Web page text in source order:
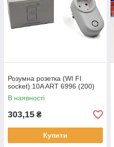
Розумна розетка (WI FI
socket) 10A ART 6996 (200)
В наявності
303,15 ₴
Купити